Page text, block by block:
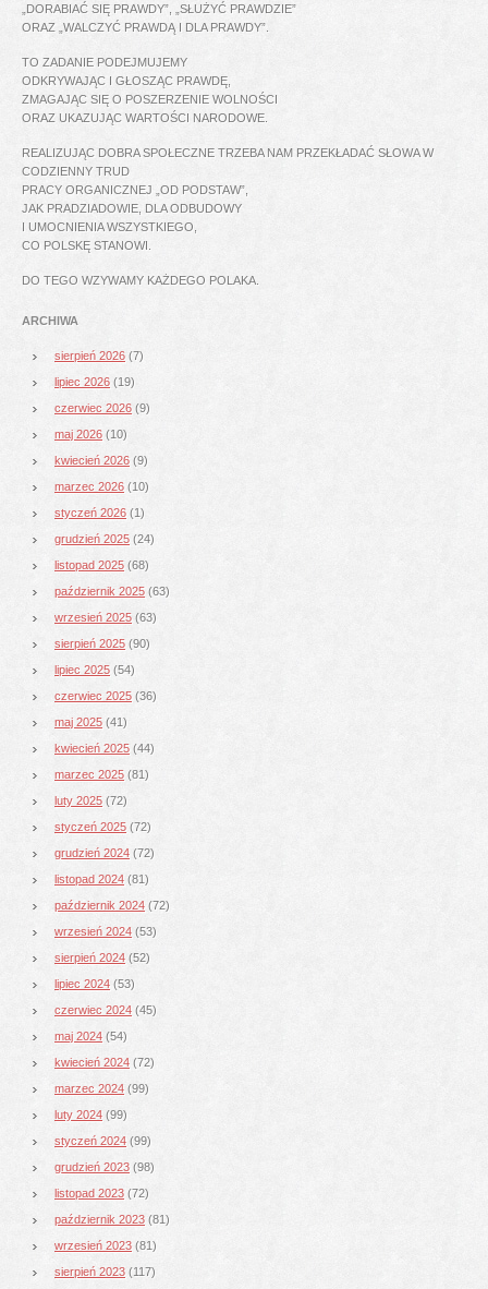
„DORABIAĆ SIĘ PRAWDY”, „SŁUŻYĆ PRAWDZIE”
ORAZ „WALCZYĆ PRAWDĄ I DLA PRAWDY”.
TO ZADANIE PODEJMUJEMY
ODKRYWAJĄC I GŁOSZĄC PRAWDĘ,
ZMAGAJĄC SIĘ O POSZERZENIE WOLNOŚCI
ORAZ UKAZUJĄC WARTOŚCI NARODOWE.
REALIZUJĄC DOBRA SPOŁECZNE TRZEBA NAM PRZEKŁADAĆ SŁOWA W
CODZIENNY TRUD
PRACY ORGANICZNEJ „OD PODSTAW”,
JAK PRADZIADOWIE, DLA ODBUDOWY
I UMOCNIENIA WSZYSTKIEGO,
CO POLSKĘ STANOWI.
DO TEGO WZYWAMY KAŻDEGO POLAKA.
ARCHIWA
sierpień 2026 (7)
lipiec 2026 (19)
czerwiec 2026 (9)
maj 2026 (10)
kwiecień 2026 (9)
marzec 2026 (10)
styczeń 2026 (1)
grudzień 2025 (24)
listopad 2025 (68)
październik 2025 (63)
wrzesień 2025 (63)
sierpień 2025 (90)
lipiec 2025 (54)
czerwiec 2025 (36)
maj 2025 (41)
kwiecień 2025 (44)
marzec 2025 (81)
luty 2025 (72)
styczeń 2025 (72)
grudzień 2024 (72)
listopad 2024 (81)
październik 2024 (72)
wrzesień 2024 (53)
sierpień 2024 (52)
lipiec 2024 (53)
czerwiec 2024 (45)
maj 2024 (54)
kwiecień 2024 (72)
marzec 2024 (99)
luty 2024 (99)
styczeń 2024 (99)
grudzień 2023 (98)
listopad 2023 (72)
październik 2023 (81)
wrzesień 2023 (81)
sierpień 2023 (117)